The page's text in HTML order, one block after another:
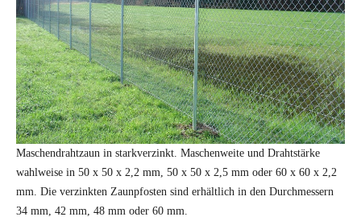
Maschendrahtzaun in starkverzinkt. Maschenweite und Drahtstärke
wahlweise in 50 x 50 x 2,2 mm, 50 x 50 x 2,5 mm oder 60 x 60 x 2,2
mm. Die verzinkten Zaunpfosten sind erhältlich in den Durchmessern
34 mm, 42 mm, 48 mm oder 60 mm.